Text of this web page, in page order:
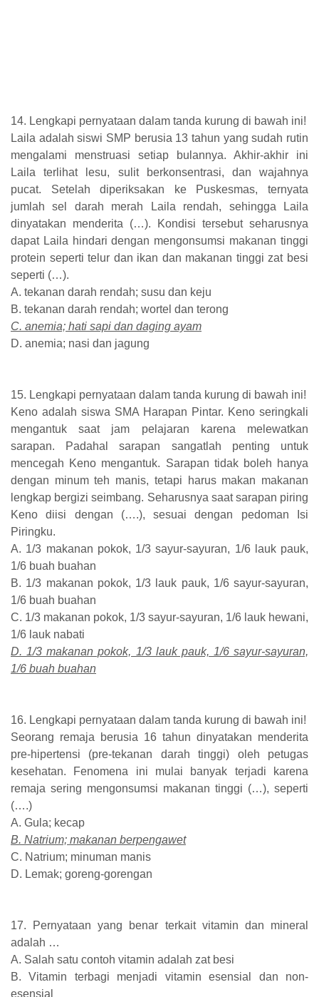
14. Lengkapi pernyataan dalam tanda kurung di bawah ini!
Laila adalah siswi SMP berusia 13 tahun yang sudah rutin
mengalami menstruasi setiap bulannya. Akhir-akhir ini
Laila terlihat lesu, sulit berkonsentrasi, dan wajahnya
pucat. Setelah diperiksakan ke Puskesmas, ternyata
jumlah sel darah merah Laila rendah, sehingga Laila
dinyatakan menderita (…). Kondisi tersebut seharusnya
dapat Laila hindari dengan mengonsumsi makanan tinggi
protein seperti telur dan ikan dan makanan tinggi zat besi
seperti (…).
A. tekanan darah rendah; susu dan keju
B. tekanan darah rendah; wortel dan terong
C. anemia; hati sapi dan daging ayam
D. anemia; nasi dan jagung
15. Lengkapi pernyataan dalam tanda kurung di bawah ini!
Keno adalah siswa SMA Harapan Pintar. Keno seringkali
mengantuk saat jam pelajaran karena melewatkan
sarapan. Padahal sarapan sangatlah penting untuk
mencegah Keno mengantuk. Sarapan tidak boleh hanya
dengan minum teh manis, tetapi harus makan makanan
lengkap bergizi seimbang. Seharusnya saat sarapan piring
Keno diisi dengan (….), sesuai dengan pedoman Isi
Piringku.
A. 1/3 makanan pokok, 1/3 sayur-sayuran, 1/6 lauk pauk,
1/6 buah buahan
B. 1/3 makanan pokok, 1/3 lauk pauk, 1/6 sayur-sayuran,
1/6 buah buahan
C. 1/3 makanan pokok, 1/3 sayur-sayuran, 1/6 lauk hewani,
1/6 lauk nabati
D. 1/3 makanan pokok, 1/3 lauk pauk, 1/6 sayur-sayuran,
1/6 buah buahan
16. Lengkapi pernyataan dalam tanda kurung di bawah ini!
Seorang remaja berusia 16 tahun dinyatakan menderita
pre-hipertensi (pre-tekanan darah tinggi) oleh petugas
kesehatan. Fenomena ini mulai banyak terjadi karena
remaja sering mengonsumsi makanan tinggi (…), seperti
(….)
A. Gula; kecap
B. Natrium; makanan berpengawet
C. Natrium; minuman manis
D. Lemak; goreng-gorengan
17. Pernyataan yang benar terkait vitamin dan mineral
adalah …
A. Salah satu contoh vitamin adalah zat besi
B. Vitamin terbagi menjadi vitamin esensial dan non-
esensial